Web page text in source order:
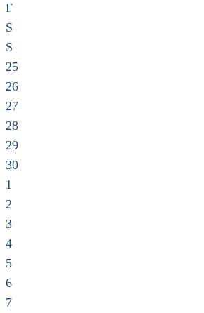
F
S
S
25
26
27
28
29
30
1
2
3
4
5
6
7